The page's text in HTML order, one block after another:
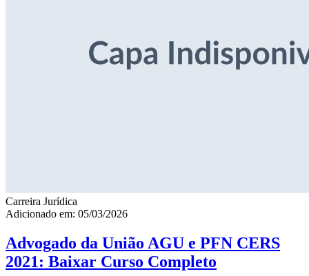
Carreira Jurídica
Adicionado em: 05/03/2026
Advogado da União AGU e PFN CERS
2021: Baixar Curso Completo